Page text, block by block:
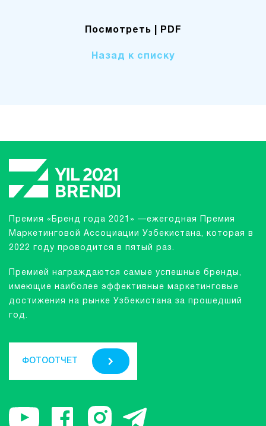
Посмотреть | PDF
Назад к списку
Премия «Бренд года 2021» —ежегодная Премия
Маркетинговой Ассоциации Узбекистана, которая в
2022 году проводится в пятый раз.
Премией награждаются самые успешные бренды,
имеющие наиболее эффективные маркетинговые
достижения на рынке Узбекистана за прошедший
год.
ФОТООТЧЕТ